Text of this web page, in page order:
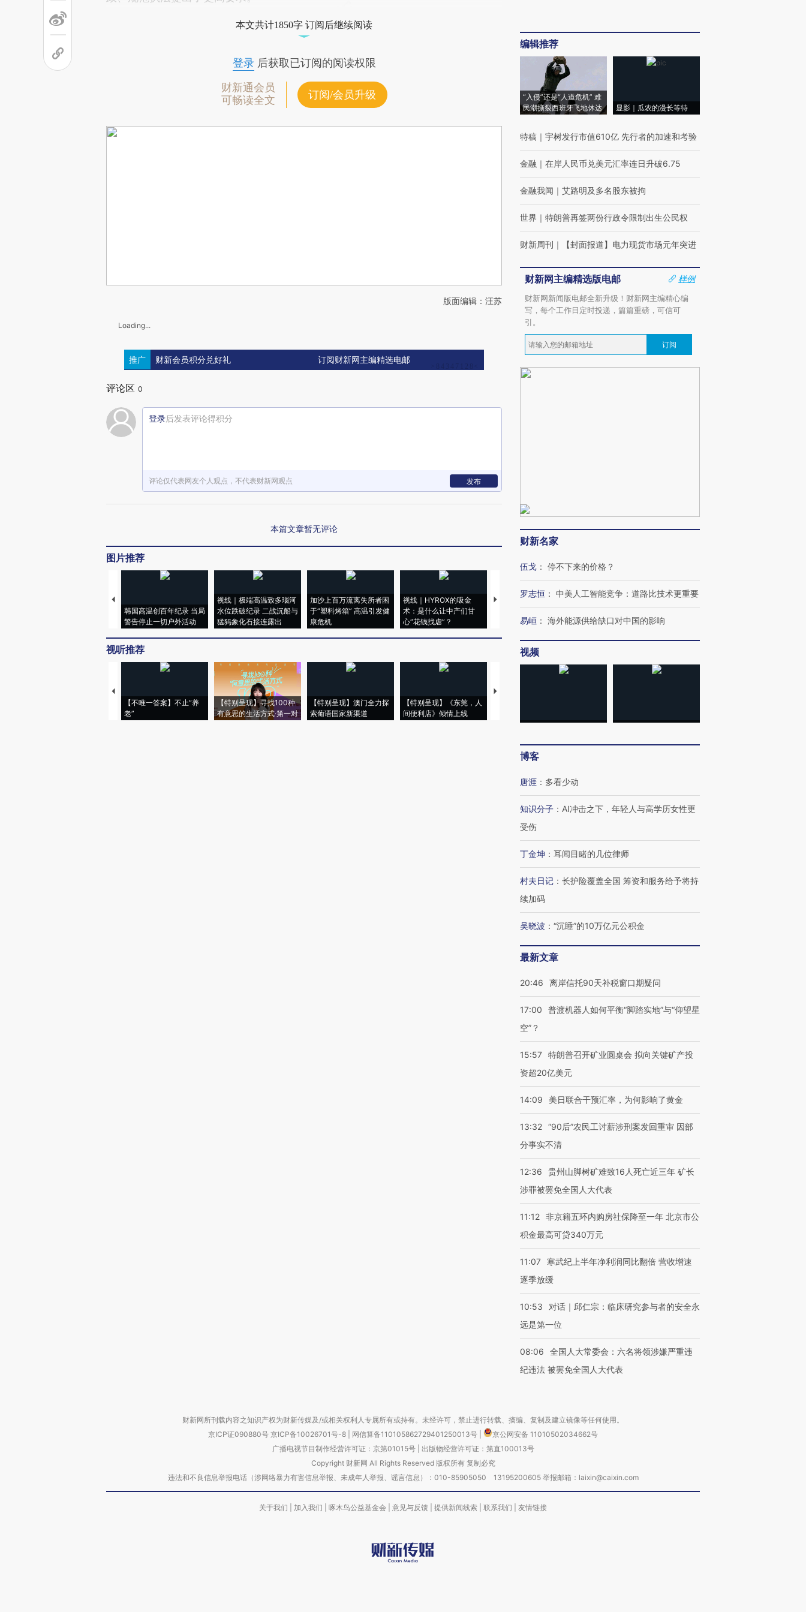
本文共计1850字 订阅后继续阅读
登录后获取已订阅的阅读权限
财新通会员
可畅读全文
订阅/会员升级
版面编辑：汪苏
Loading...
推广 财新会员积分兑好礼 订阅财新网主编精选电邮
评论区 0
登录后发表评论得积分
评论仅代表网友个人观点，不代表财新网观点 发布
本篇文章暂无评论
图片推荐
韩国高温创百年纪录 当局
警告停止一切户外活动
视线｜极端高温致多瑙河
水位跌破纪录 二战沉船与
猛犸象化石接连露出
加沙上百万流离失所者困
于“塑料烤箱” 高温引发健
康危机
视线｜HYROX的吸金
术：是什么让中产们甘
心“花钱找虐”？
马航飞行员跨国走私7万
视线｜被称为“蟑螂”的印
育部长拱下台
视线｜“入侵”还是“人道危
视听推荐
【不唯一答案】不止“养
老”
【特别呈现】寻找100种
有意思的生活方式·第一对
【特别呈现】澳门全力探
索葡语国家新渠道
【特别呈现】《东莞，人
间便利店》倾情上线
【推广】走进第四届链博
编辑推荐
“入侵”还是“人道危机” 难
民潮撕裂西班牙飞地休达
显影｜瓜农的漫长等待
特稿 ｜ 宇树发行市值610亿 先行者的加速和考验
金融 ｜ 在岸人民币兑美元汇率连日升破6.75
金融我闻 ｜ 艾路明及多名股东被拘
世界 ｜ 特朗普再签两份行政令限制出生公民权
财新周刊 ｜ 【封面报道】电力现货市场元年突进
财新网主编精选版电邮
样例
财新网新闻版电邮全新升级！财新网主编精心编
写，每个工作日定时投递，篇篇重磅，可信可
引。
订阅
财新名家
伍戈 ： 停不下来的价格？
罗志恒 ： 中美人工智能竞争：道路比技术更重要
易峘 ： 海外能源供给缺口对中国的影响
视频
博客
唐涯 ： 多看少动
知识分子 ： AI冲击之下，年轻人与高学历女性更
受伤
丁金坤 ： 耳闻目睹的几位律师
村夫日记 ： 长护险覆盖全国 筹资和服务给予将持
续加码
吴晓波 ： “沉睡”的10万亿元公积金
最新文章
20:46 离岸信托90天补税窗口期疑问
17:00
普渡机器人如何平衡“脚踏实地”与“仰望星
空”？
15:57 特朗普召开矿业圆桌会 拟向关键矿产投
资超20亿美元
14:09 美日联合干预汇率，为何影响了黄金
13:32 “90后”农民工讨薪涉刑案发回重审 因部
分事实不清
12:36
贵州山脚树矿难致16人死亡近三年 矿长
涉罪被罢免全国人大代表
11:12 非京籍五环内购房社保降至一年 北京市公
积金最高可贷340万元
11:07
寒武纪上半年净利润同比翻倍 营收增速
逐季放缓
10:53
对话｜邱仁宗：临床研究参与者的安全永
远是第一位
08:06
全国人大常委会：六名将领涉嫌严重违
纪违法 被罢免全国人大代表
财新网所刊载内容之知识产权为财新传媒及/或相关权利人专属所有或持有。未经许可，禁止进行转载、摘编、复制及建立镜像等任何使用。
京ICP证090880号 京ICP备10026701号-8 网信算备110105862729401250013号
京公网安备 11010502034662号
广播电视节目制作经营许可证：京第01015号| 出版物经营许可证：第直100013号
Copyright 财新网 All Rights Reserved 版权所有 复制必究
违法和不良信息举报电话（涉网络暴力有害信息举报、未成年人举报、谣言信息）：010-85905050 13195200605 举报邮箱：laixin@caixin.com
关于我们 加入我们 啄木鸟公益基金会 意见与反馈 提供新闻线索 联系我们 友情链接